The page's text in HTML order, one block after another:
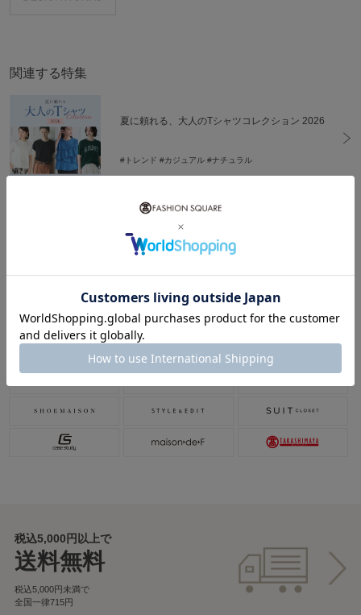
関連する特集
夏に頼れる、大人のTシャツコレクション 2026
#トレンド #カジュアル #ナチュラル
vol.93 本命夏小物ガイド 2026
関連ショップ
税込5,000円以上で
送料無料
税込5,000円未満で
全国一律715円